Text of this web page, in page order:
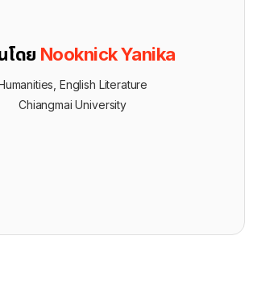
โดย Nooknick Yanika
English Literature
Chiangmai University